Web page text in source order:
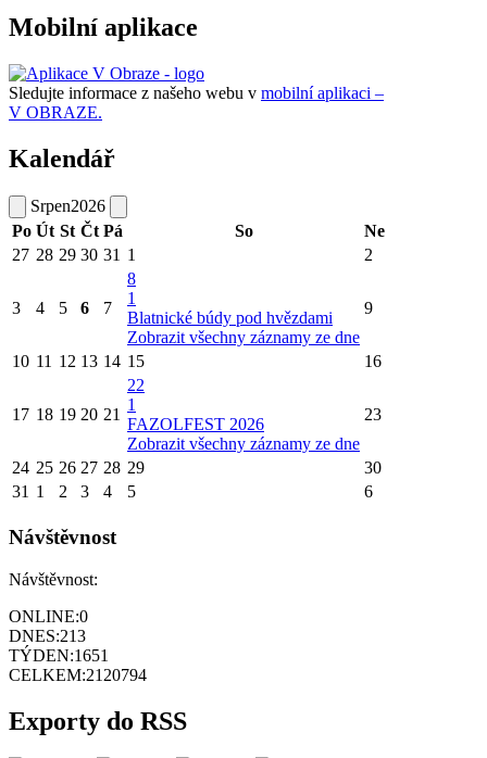
Mobilní aplikace
Sledujte informace z našeho webu v mobilní aplikaci –
V OBRAZE.
Kalendář
Srpen2026
Po Út St Čt Pá So
Ne
27 28 29 30 31 1 2
3 4 5 6 7
8
1
Blatnické búdy pod hvězdami
Zobrazit všechny záznamy ze dne
9
10 11 12 13 14 15 16
17 18 19 20 21
22
1
FAZOLFEST 2026
Zobrazit všechny záznamy ze dne
23
24 25 26 27 28 29
30
31 1 2 3 4 5 6
Návštěvnost
Návštěvnost:
ONLINE:0
DNES:213
TÝDEN:1651
CELKEM:2120794
Exporty do RSS